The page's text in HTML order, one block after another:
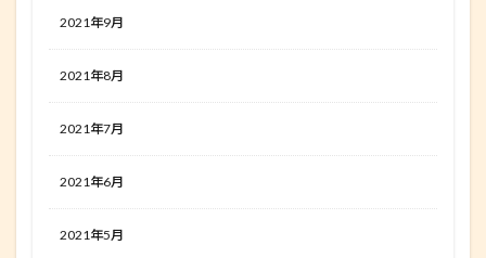
2021年9月
2021年8月
2021年7月
2021年6月
2021年5月